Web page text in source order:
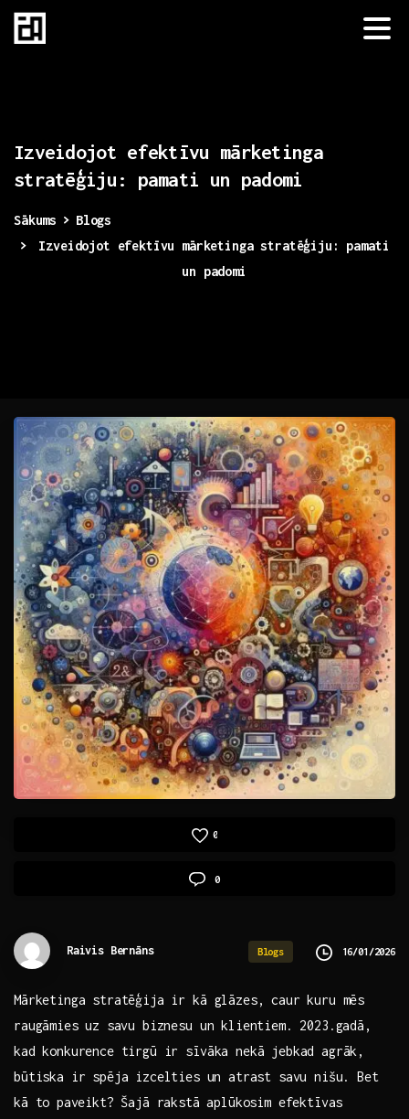
Izveidojot efektīvu mārketinga
stratēģiju:
pamati un padomi
Sākums
Blogs
Izveidojot efektīvu mārketinga stratēģiju: pamati
un padomi
0
0
Raivis Bernāns Blogs 16/01/2026
Mārketinga ‌stratēģija ir kā ‍glāzes, ​caur kuru mēs
raugāmies uz ⁤savu ‌biznesu un klientiem. ‌2023.gadā,
kad konkurence tirgū ir sīvāka nekā jebkad agrāk,
būtiska ‌ir spēja izcelties⁢ un atrast ‍savu nišu. Bet
‌kā to ⁤paveikt? Šajā rakstā⁤ aplūkosim efektīvas